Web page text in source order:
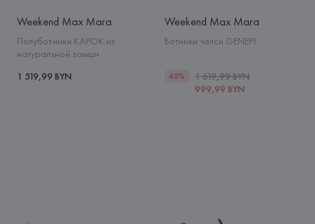
Weekend Max Mara
Полуботинки KAPOK из
натуральной замши
1 519,99 BYN
Weekend Max Mara
Ботинки челси GENEPI
40%
1 619,99 BYN
999,99 BYN